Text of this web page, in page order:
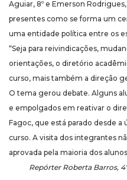
Aguiar, 8º e Emerson
presentes como se forma um
uma entidade política entre os
“Seja para reivindicações,
orientações, o diretório
curso, mais também a direção
O tema gerou debate. Alguns
e empolgados em reativar o
Fagoc, que está parado desde
curso. A visita dos integrantes
aprovada pela maioria dos
Repórter Roberta Barros,